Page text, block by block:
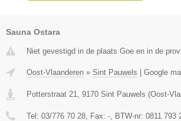
Sauna Ostara
Niet gevestigd in de plaats Goe en in de
Oost-Vlaanderen » Sint Pauwels | Google
Potterstraat 21 9170 Sint Pauwels (Oost-
Tel: 03/776 70 28 , Fax: - , BTW-nr: 0811 793